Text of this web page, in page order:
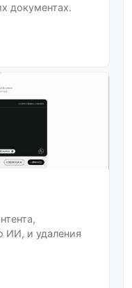
документах.
ИИ, и удаления